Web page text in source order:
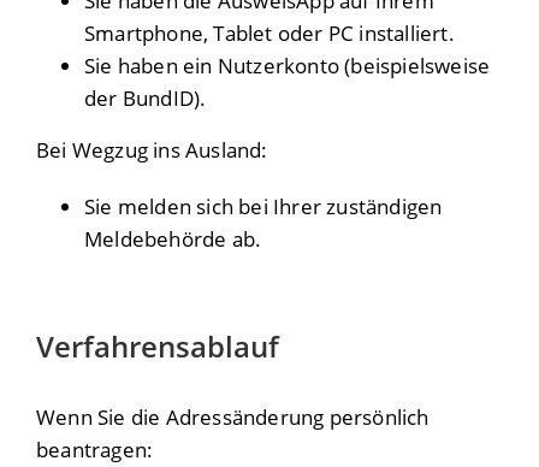
Smartphone, Tablet oder PC installiert.
Sie haben ein Nutzerkonto(beispielsweise
der BundID).
Bei Wegzug ins Ausland:
Sie melden sich bei Ihrer zuständigen
Meldebehörde ab.
Verfahrensablauf
Wenn Sie die Adressänderung persönlich
beantragen: